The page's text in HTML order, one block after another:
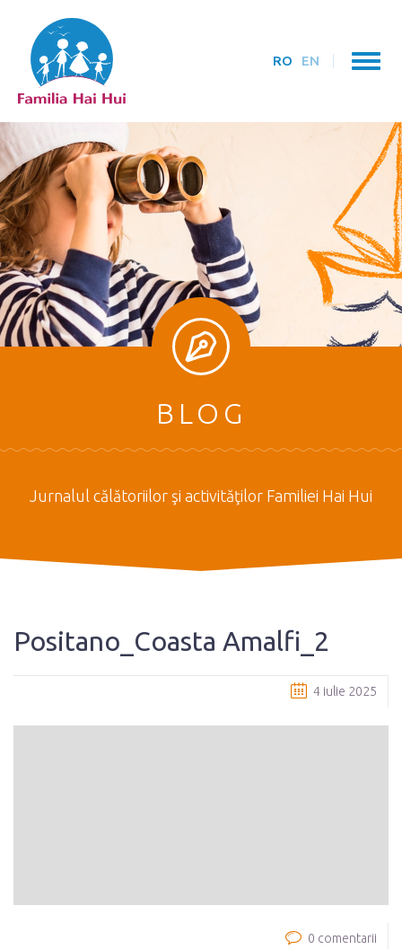
RO EN
BLOG
Jurnalul călătoriilor şi activităţilor Familiei Hai Hui
Positano_Coasta Amalfi_2
4 iulie 2025
0 comentarii